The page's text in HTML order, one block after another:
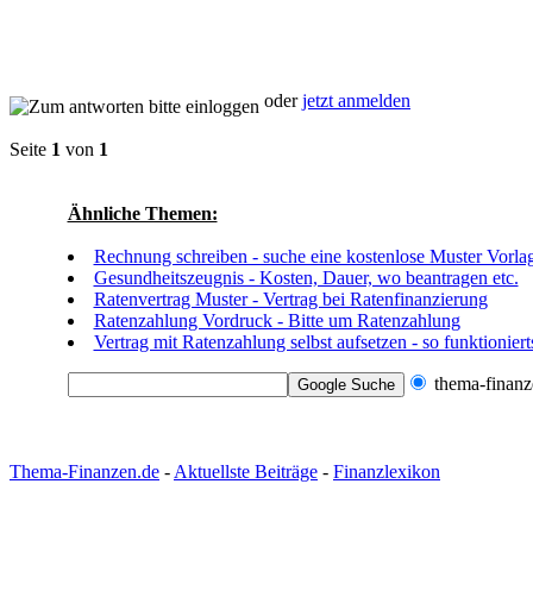
oderjetzt anmelden
Seite 1 von 1
Ähnliche Themen:
Rechnung schreiben - suche eine kostenlose Muster
Gesundheitszeugnis - Kosten, Dauer, wo beantragen etc.
Ratenvertrag Muster - Vertrag bei Ratenfinanzierung
Ratenzahlung Vordruck - Bitte um Ratenzahlung
Vertrag mit Ratenzahlung selbst aufsetzen - so
thema-
Thema-Finanzen.de - Aktuellste Beiträge - Finanzlexikon